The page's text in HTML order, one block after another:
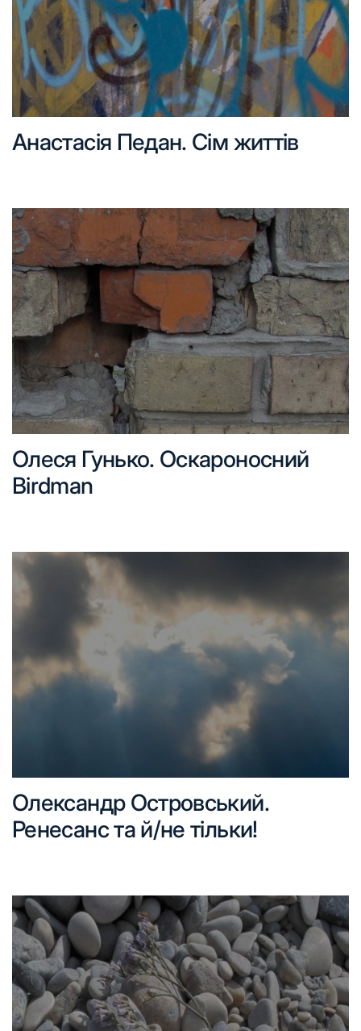
Анастасія Педан. Сім життів
Олеся Гунько. Оскароносний
Birdman
Олександр Островський.
Ренесанс та й/не тільки!